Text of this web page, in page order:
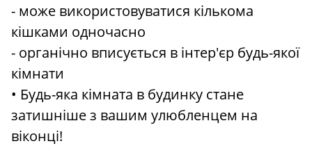
- може використовуватися кількома
кішками одночасно
- органічно вписується в інтер'єр будь-якої
кімнати
• Будь-яка кімната в будинку стане
затишніше з вашим улюбленцем на
віконці!